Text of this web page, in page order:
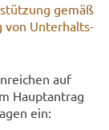
gemäß
von Un­ter­halts­
auf
Haupt­an­trag
ein: